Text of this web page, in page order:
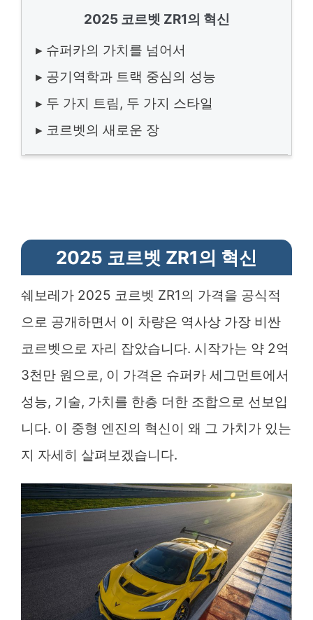
2025 코르벳 ZR1의 혁신
▸ 슈퍼카의 가치를 넘어서
▸ 공기역학과 트랙 중심의 성능
▸ 두 가지 트림, 두 가지 스타일
▸ 코르벳의 새로운 장
2025 코르벳 ZR1의 혁신
쉐보레가 2025 코르벳 ZR1의 가격을 공식적
으로 공개하면서 이 차량은 역사상 가장 비싼
코르벳으로 자리 잡았습니다. 시작가는 약 2억
3천만 원으로, 이 가격은 슈퍼카 세그먼트에서
성능, 기술, 가치를 한층 더한 조합으로 선보입
니다. 이 중형 엔진의 혁신이 왜 그 가치가 있는
지 자세히 살펴보겠습니다.